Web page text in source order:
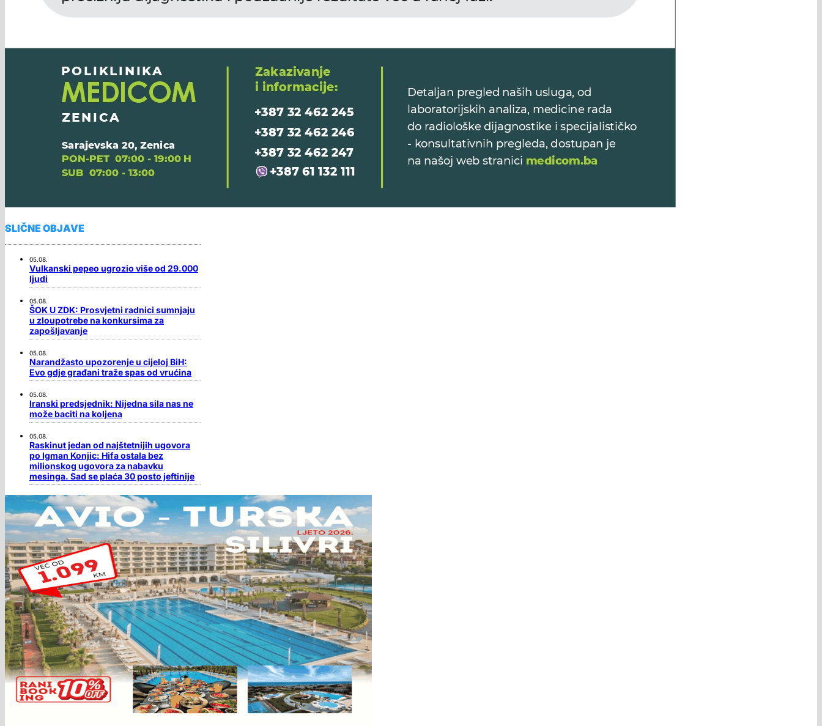
SLIČNE OBJAVE
05.08.
Vulkanski pepeo ugrozio više od 29.000
ljudi
05.08.
ŠOK U ZDK: Prosvjetni radnici sumnjaju
u zloupotrebe na konkursima za
zapošljavanje
05.08.
Narandžasto upozorenje u cijeloj BiH:
Evo gdje građani traže spas od vrućina
05.08.
Iranski predsjednik: Nijedna sila nas ne
može baciti na koljena
05.08.
Raskinut jedan od najštetnijih ugovora
po Igman Konjic: Hifa ostala bez
milionskog ugovora za nabavku
mesinga. Sad se plaća 30 posto jeftinije